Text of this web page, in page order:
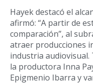
Hayek destacó el
afirmó: “A partir de
comparación”, al
atraer producciones
industria
la productora Inna
Epigmenio Ibarra y